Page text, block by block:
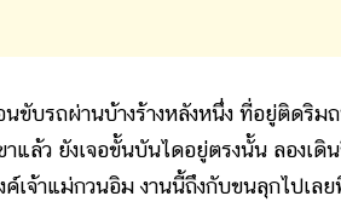
ขับรถผ่านบ้างร้างหลังหนึ่ง ที่อยู่ติดริม
แล้ว ยังเจอขั้นบันไดอยู่ตรงนั้น ลองเ
จ้าแม่กวนอิม งานนี้ถึงกับขนลุกไปเลย